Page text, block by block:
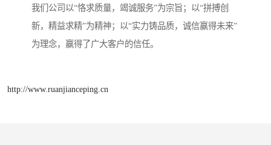
我们公司以“恪求质量，竭诚服务”为宗旨；以“拼搏创
新，精益求精”为精神；以“实力铸品质，诚信赢得未来”
为理念，赢得了广大客户的信任。
http://www.ruanjianceping.cn